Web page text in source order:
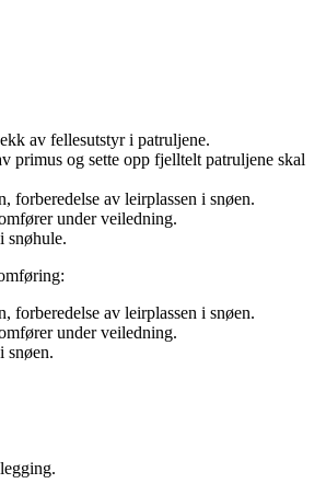
av fellesutstyr i patruljene.
primus og sette opp fjelltelt patruljene skal
forberedelse av leirplassen i snøen.
under veiledning.
snøhule.
forberedelse av leirplassen i snøen.
under veiledning.
snøen.